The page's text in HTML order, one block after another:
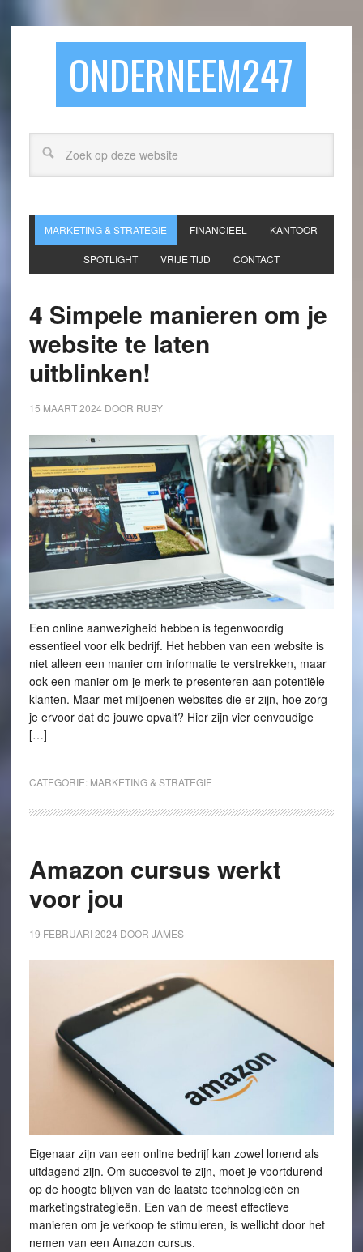
ONDERNEEM247
MARKETING & STRATEGIE FINANCIEEL KANTOOR
SPOTLIGHT VRIJE TIJD CONTACT
4 Simpele manieren om je
website te laten
uitblinken!
15 MAART 2024 DOOR RUBY
Een online aanwezigheid hebben is tegenwoordig
essentieel voor elk bedrijf. Het hebben van een website is
niet alleen een manier om informatie te verstrekken, maar
ook een manier om je merk te presenteren aan potentiële
klanten. Maar met miljoenen websites die er zijn, hoe zorg
je ervoor dat de jouwe opvalt? Hier zijn vier eenvoudige
[…]
CATEGORIE: MARKETING & STRATEGIE
Amazon cursus werkt
voor jou
19 FEBRUARI 2024 DOOR JAMES
Eigenaar zijn van een online bedrijf kan zowel lonend als
uitdagend zijn. Om succesvol te zijn, moet je voortdurend
op de hoogte blijven van de laatste technologieën en
marketingstrategieën. Een van de meest effectieve
manieren om je verkoop te stimuleren, is wellicht door het
nemen van een Amazon cursus.